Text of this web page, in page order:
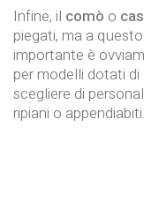
Infine, il comò o
piegati, ma a
importante è
per modelli dotati
scegliere di
ripiani o appendiabiti.